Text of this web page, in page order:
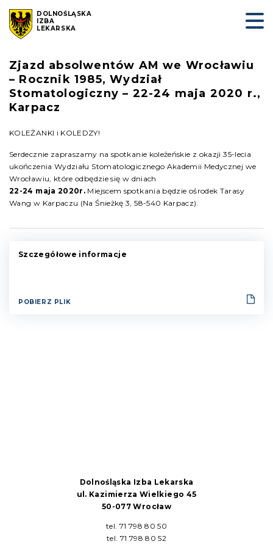
DOLNOŚLĄSKA
IZBA
LEKARSKA
Zjazd absolwentów AM we Wrocławiu
– Rocznik 1985, Wydział
Stomatologiczny – 22-24 maja 2020 r.,
Karpacz
KOLEŻANKI i KOLEDZY!
Serdecznie zapraszamy na spotkanie koleżeńskie z okazji 35-lecia
ukończenia Wydziału Stomatologicznego Akademii Medycznej we
Wrocławiu, które odbędzie się w dniach
22-24 maja 2020r. Miejscem spotkania będzie ośrodek Tarasy
Wang w Karpaczu (Na Śnieżkę 3, 58-540 Karpacz).
Szczegółowe informacje
POBIERZ PLIK
Dolnośląska Izba Lekarska
ul. Kazimierza Wielkiego 45
50-077 Wrocław
tel. 71 798 80 50
tel. 71 798 80 52